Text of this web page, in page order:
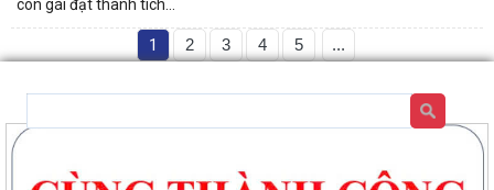
con gái đạt thành tích...
1 2 3 4 5 ...